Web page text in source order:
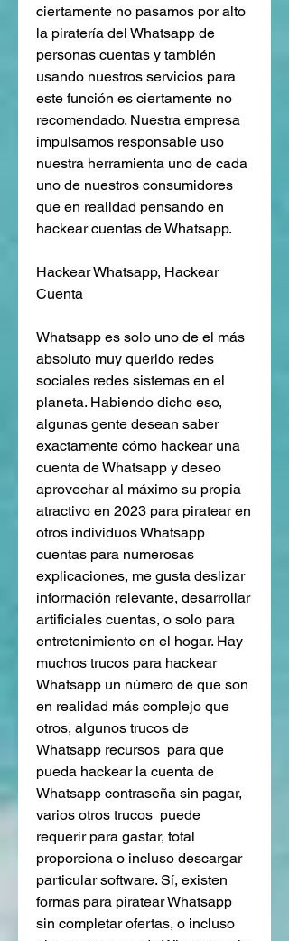
ciertamente no pasamos por alto
la piratería del Whatsapp de
personas cuentas y también
usando nuestros servicios para
este función es ciertamente no
recomendado. Nuestra empresa
impulsamos responsable uso
nuestra herramienta uno de cada
uno de nuestros consumidores
que en realidad pensando en
hackear cuentas de Whatsapp.
Hackear Whatsapp, Hackear
Cuenta
Whatsapp es solo uno de el más
absoluto muy querido redes
sociales redes sistemas en el
planeta. Habiendo dicho eso,
algunas gente desean saber
exactamente cómo hackear una
cuenta de Whatsapp y deseo
aprovechar al máximo su propia
atractivo en 2023 para piratear en
otros individuos Whatsapp
cuentas para numerosas
explicaciones, me gusta deslizar
información relevante, desarrollar
artificiales cuentas, o solo para
entretenimiento en el hogar. Hay
muchos trucos para hackear
Whatsapp un número de que son
en realidad más complejo que
otros, algunos trucos de
Whatsapp recursos  para que
pueda hackear la cuenta de
Whatsapp contraseña sin pagar,
varios otros trucos  puede
requerir para gastar, total
proporciona o incluso descargar
particular software. Sí, existen
formas para piratear Whatsapp
sin completar ofertas, o incluso